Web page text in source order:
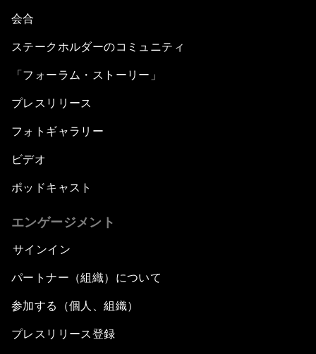
会合
ステークホルダーのコミュニティ
「フォーラム・ストーリー」
プレスリリース
フォトギャラリー
ビデオ
ポッドキャスト
エンゲージメント
サインイン
パートナー（組織）について
参加する（個人、組織）
プレスリリース登録